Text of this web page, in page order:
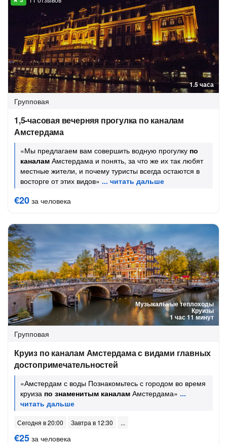
1.5 часа
Групповая
1,5-часовая вечерняя прогулка по каналам
Амстердама
«Мы предлагаем вам совершить водную прогулку по
каналам Амстердама и понять, за что же их так любят
местные жители, и почему туристы всегда остаются в
восторге от этих видов»
€20 за человека
Музыкальные теплоходы
Круизы
1 час 11 минут
Групповая
Круиз по каналам Амстердама с видами главных
достопримечательностей
«Амстердам с воды Познакомьтесь с городом во время
круиза по знаменитым каналам Амстердама»
Сегодня в 20:00 Завтра в 12:30
€25 за человека